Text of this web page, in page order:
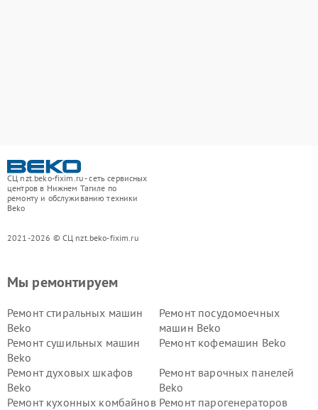
СЦ nzt.beko-fixim.ru - сеть сервисных
центров в Нижнем Тагиле по
ремонту и обслуживанию техники
Beko
2021-2026 © СЦ nzt.beko-fixim.ru
Мы ремонтируем
Ремонт стиральных машин
Beko
Ремонт посудомоечных
машин Beko
Ремонт сушильных машин
Beko
Ремонт кофемашин Beko
Ремонт духовых шкафов
Beko
Ремонт варочных панелей
Beko
Ремонт кухонных комбайнов Ремонт парогенераторов